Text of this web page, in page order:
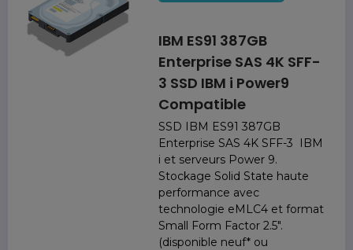
IBM ES91 387GB
Enterprise SAS 4K SFF-
3 SSD IBM i Power9
Compatible
SSD IBM ES91 387GB
Enterprise SAS 4K SFF-3 IBM
i et serveurs Power 9.
Stockage Solid State haute
performance avec
technologie eMLC4 et format
Small Form Factor 2.5".
(disponible neuf* ou